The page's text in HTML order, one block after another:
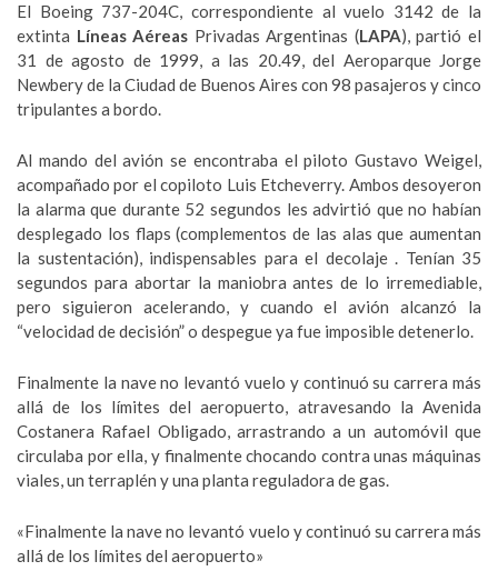
El Boeing 737-204C, correspondiente al vuelo 3142 de la
extinta Líneas Aéreas Privadas Argentinas (LAPA), partió el
31 de agosto de 1999, a las 20.49, del Aeroparque Jorge
Newbery de la Ciudad de Buenos Aires con 98 pasajeros y cinco
tripulantes a bordo.
Al mando del avión se encontraba el piloto Gustavo Weigel,
acompañado por el copiloto Luis Etcheverry. Ambos desoyeron
la alarma que durante 52 segundos les advirtió que no habían
desplegado los flaps (complementos de las alas que aumentan
la sustentación), indispensables para el decolaje . Tenían 35
segundos para abortar la maniobra antes de lo irremediable,
pero siguieron acelerando, y cuando el avión alcanzó la
“velocidad de decisión” o despegue ya fue imposible detenerlo.
Finalmente la nave no levantó vuelo y continuó su carrera más
allá de los límites del aeropuerto, atravesando la Avenida
Costanera Rafael Obligado, arrastrando a un automóvil que
circulaba por ella, y finalmente chocando contra unas máquinas
viales, un terraplén y una planta reguladora de gas.
«Finalmente la nave no levantó vuelo y continuó su carrera más
allá de los límites del aeropuerto»